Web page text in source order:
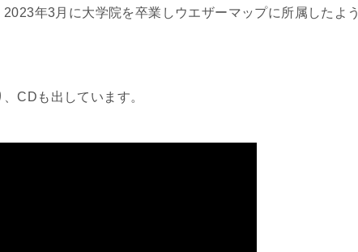
年3月に大学院を卒業しウエザーマップに所属したよう
CDも出しています。